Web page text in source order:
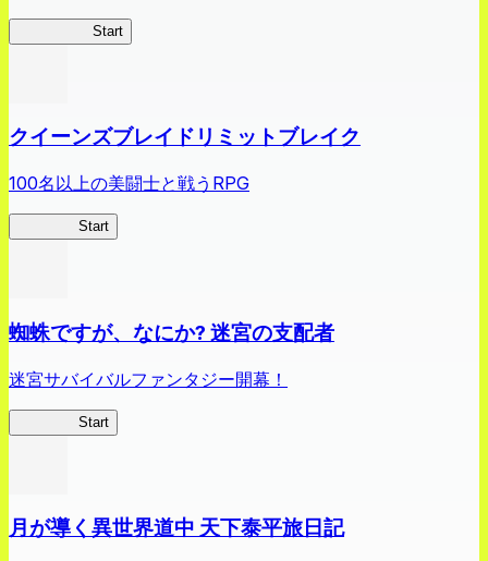
Start
クイーンズブレイドリミットブレイク
100名以上の美闘士と戦うRPG
Start
蜘蛛ですが、なにか? 迷宮の支配者
迷宮サバイバルファンタジー開幕！
Start
月が導く異世界道中 天下泰平旅日記